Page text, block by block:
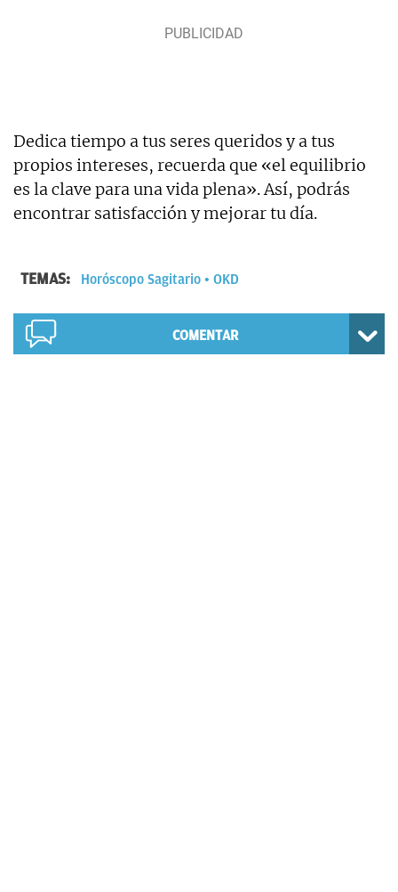
Dedica tiempo a tus seres queridos y a tus
propios intereses, recuerda que «el equilibrio
es la clave para una vida plena». Así, podrás
encontrar satisfacción y mejorar tu día.
TEMAS: Horóscopo Sagitario OKD
COMENTAR